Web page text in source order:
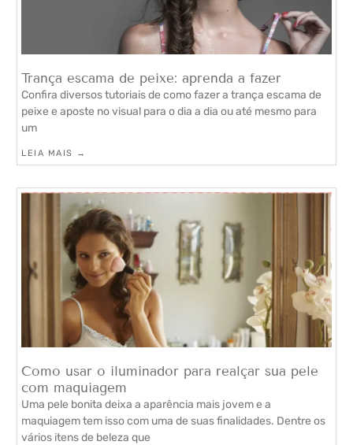
Trança escama de peixe: aprenda a fazer
Confira diversos tutoriais de como fazer a trança escama de
peixe e aposte no visual para o dia a dia ou até mesmo para
um
LEIA MAIS →
Como usar o iluminador para realçar sua pele
com maquiagem
Uma pele bonita deixa a aparência mais jovem e a
maquiagem tem isso com uma de suas finalidades. Dentre os
vários itens de beleza que